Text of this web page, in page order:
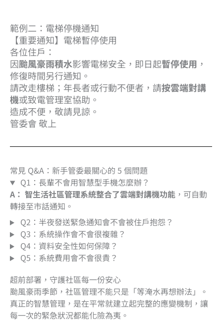
範例二：電梯停機通知
【重要通知】電梯暫停使用
各位住戶：
因颱風豪雨積水影響電梯安全，即日起暫停使用 ，
修復時間另行通知。
請改走樓梯；年長者或行動不便者，請按雲端對講
機或致電管理室協助。
造成不便，敬請見諒。
管委會 敬上
常見 Q&A：新手管委最關心的 5 個問題
Q1：長輩不會用智慧型手機怎麼辦？
A： 智生活社區管理系統整合了雲端對講機功能 ，可自動
轉接至市話通知。
Q2：半夜發送緊急通知會不會被住戶抱怨？
Q3：系統操作會不會很複雜？
Q4：資料安全性如何保障？
Q5：系統費用會不會很貴？
超前部署，守護社區每一份安心
颱風豪雨季節，社區管理不能只是「等淹水再想辦法」。
真正的智慧管理，是在平常就建立起完整的應變機制，讓
每一次的緊急狀況都能化險為夷。